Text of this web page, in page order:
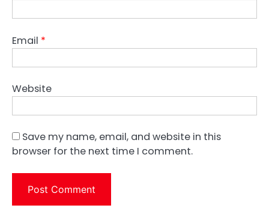
Email *
Website
Save my name, email, and website in this
browser for the next time I comment.